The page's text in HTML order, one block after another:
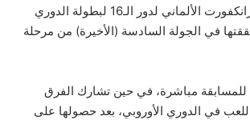
صعدت فرق سبارتاك موسكو الروسي وموناكو الفرنسي وآينتراخت فرانكفورت الألماني لدور الـ16 لبطولة الدوري
حققتها في الجولة السادسة (الأخيرة) من مرحلة
ويتأهل متصدرو المجموعات الثماني في مرحلة المجموعات لدور الـ16 للمسابقة مباشرة، في حين تشارك الفرق
في الدوري الأوروبي، بعد حصولها على